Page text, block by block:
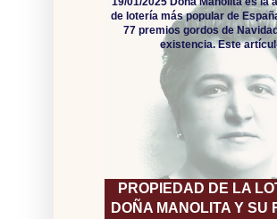
PROPIEDAD DE LA
DOÑA MANOLITA Y SU
de lotería más popular de
77 premios gordos de
existencia. Este